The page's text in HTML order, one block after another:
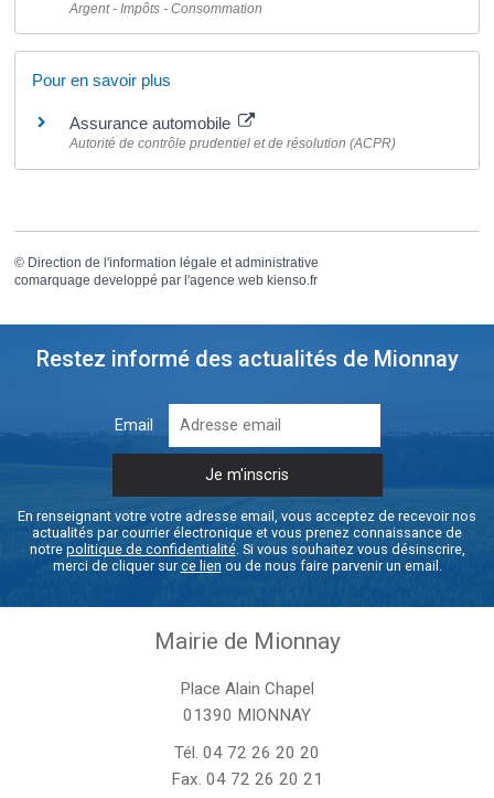
Argent - Impôts - Consommation
Pour en savoir plus
Assurance automobile
Autorité de contrôle prudentiel et de résolution (ACPR)
© Direction de l'information légale et administrative
comarquage developpé par l'agence web kienso.fr
Restez informé des actualités de Mionnay
Email
En renseignant votre votre adresse email, vous acceptez de recevoir nos
actualités par courrier électronique et vous prenez connaissance de
notre politique de confidentialité. Si vous souhaitez vous désinscrire,
merci de cliquer surce lien ou de nous faire parvenir un email.
Mairie de Mionnay
Place Alain Chapel
01390 MIONNAY
Tél. 04 72 26 20 20
Fax. 04 72 26 20 21